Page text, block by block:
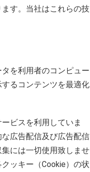
す。当社はこれらの技
を利用者のコンピュー
るコンテンツを最適化
ビスを利用していま
広告配信及び広告配信
には一切使用致しませ
ッキー（Cookie）の状